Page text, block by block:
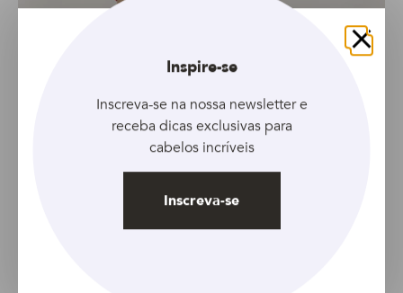
Fechar
Inspire-se
Inscreva-se na nossa newsletter e
receba dicas exclusivas para
cabelos incríveis
Inscreva-se